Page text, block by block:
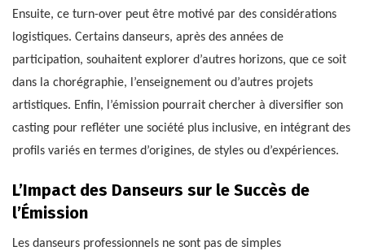
Ensuite, ce turn-over peut être motivé par des considérations
logistiques. Certains danseurs, après des années de
participation, souhaitent explorer d’autres horizons, que ce soit
dans la chorégraphie, l’enseignement ou d’autres projets
artistiques. Enfin, l’émission pourrait chercher à diversifier son
casting pour refléter une société plus inclusive, en intégrant des
profils variés en termes d’origines, de styles ou d’expériences.
L’Impact des Danseurs sur le Succès de
l’Émission
Les danseurs professionnels ne sont pas de simples